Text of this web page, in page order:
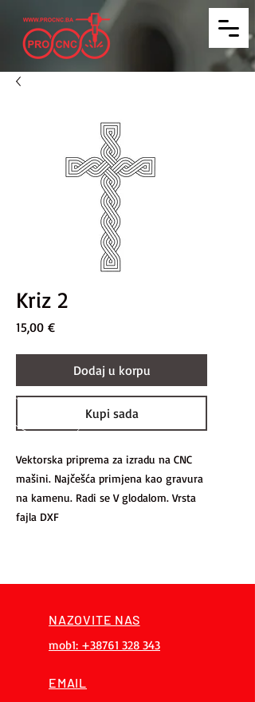
Kriz 2
15,00 €Price
Dodaj u korpu
Kupi sada
Vektorska priprema za izradu na CNC
mašini. Najčešća primjena kao gravura
na kamenu. Radi se V glodalom. Vrsta
fajla DXF
NAZOVITE NAS
mob1: +38761 328 343
EMAIL